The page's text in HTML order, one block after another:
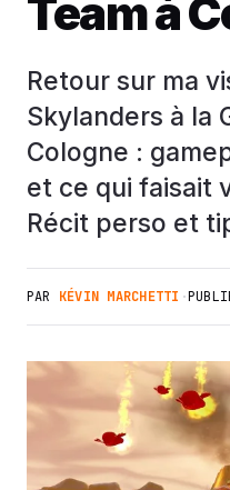
Team à
Retour sur ma
Skylanders à la
Cologne :
et ce qui faisait
Récit perso et
PAR KÉVIN MARCHETTI ·